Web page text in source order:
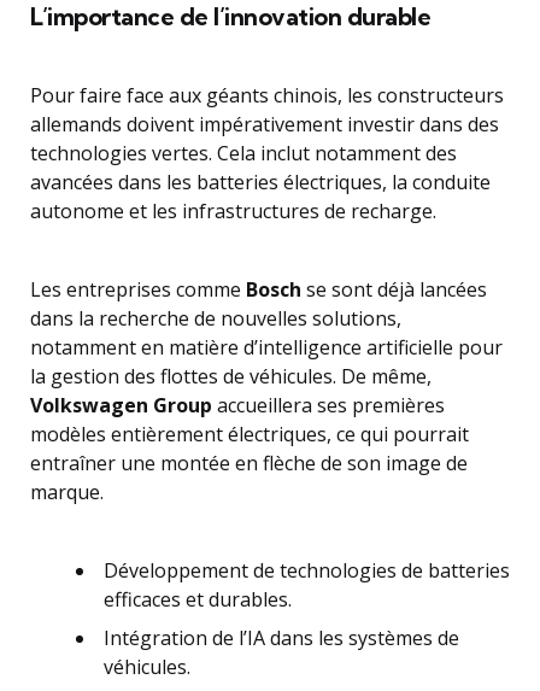
L’importance de l’innovation durable
Pour faire face aux géants chinois, les constructeurs
allemands doivent impérativement investir dans des
technologies vertes. Cela inclut notamment des
avancées dans les batteries électriques, la conduite
autonome et les infrastructures de recharge.
Les entreprises comme Bosch se sont déjà lancées
dans la recherche de nouvelles solutions,
notamment en matière d’intelligence artificielle pour
la gestion des flottes de véhicules. De même,
Volkswagen Group accueillera ses premières
modèles entièrement électriques, ce qui pourrait
entraîner une montée en flèche de son image de
marque.
Développement de technologies de batteries
efficaces et durables.
Intégration de l’IA dans les systèmes de
véhicules.